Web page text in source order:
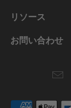
リソース
お問い合わせ